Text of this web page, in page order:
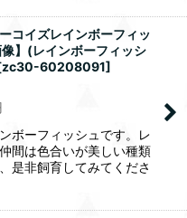
コイズレインボーフィッ
】(レインボーフィッシ
zc30-60208091]
ボーフィッシュです。レ
間は色合いが美しい種類
是非飼育してみてくださ